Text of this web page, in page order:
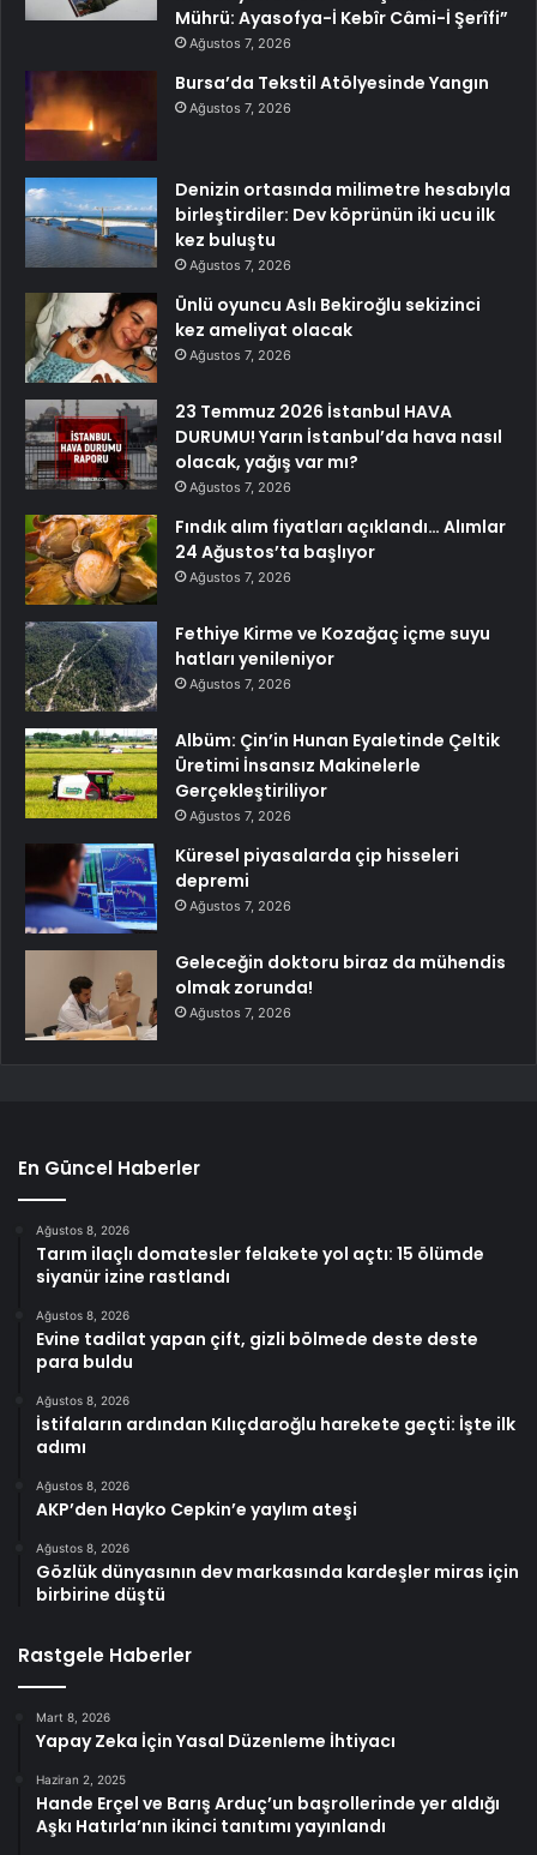
Mührü: Ayasofya-İ Kebîr Câmi-İ Şerîfi”
Ağustos 7, 2026
Bursa’da Tekstil Atölyesinde Yangın
Ağustos 7, 2026
Denizin ortasında milimetre hesabıyla
birleştirdiler: Dev köprünün iki ucu ilk
kez buluştu
Ağustos 7, 2026
Ünlü oyuncu Aslı Bekiroğlu sekizinci
kez ameliyat olacak
Ağustos 7, 2026
23 Temmuz 2026 İstanbul HAVA
DURUMU! Yarın İstanbul’da hava nasıl
olacak, yağış var mı?
Ağustos 7, 2026
Fındık alım fiyatları açıklandı… Alımlar
24 Ağustos’ta başlıyor
Ağustos 7, 2026
Fethiye Kirme ve Kozağaç içme suyu
hatları yenileniyor
Ağustos 7, 2026
Albüm: Çin’in Hunan Eyaletinde Çeltik
Üretimi İnsansız Makinelerle
Gerçekleştiriliyor
Ağustos 7, 2026
Küresel piyasalarda çip hisseleri
depremi
Ağustos 7, 2026
Geleceğin doktoru biraz da mühendis
olmak zorunda!
Ağustos 7, 2026
En Güncel Haberler
Ağustos 8, 2026
Tarım ilaçlı domatesler felakete yol açtı: 15 ölümde
siyanür izine rastlandı
Ağustos 8, 2026
Evine tadilat yapan çift, gizli bölmede deste deste
para buldu
Ağustos 8, 2026
İstifaların ardından Kılıçdaroğlu harekete geçti: İşte ilk
adımı
Ağustos 8, 2026
AKP’den Hayko Cepkin’e yaylım ateşi
Ağustos 8, 2026
Gözlük dünyasının dev markasında kardeşler miras için
birbirine düştü
Rastgele Haberler
Mart 8, 2026
Yapay Zeka İçin Yasal Düzenleme İhtiyacı
Haziran 2, 2025
Hande Erçel ve Barış Arduç’un başrollerinde yer aldığı
Aşkı Hatırla’nın ikinci tanıtımı yayınlandı